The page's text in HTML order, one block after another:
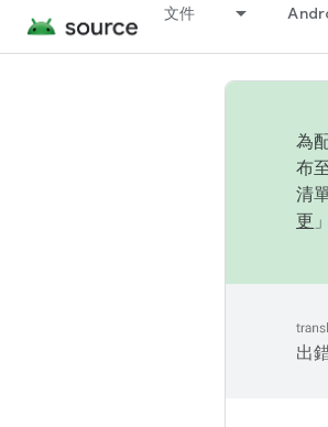
文件
為
布
清
更
出